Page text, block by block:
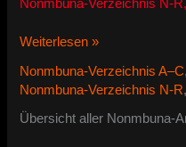
Nonmbuna-Verzeichnis N-R,
Buntbarschverzeichnis
Nonmbuna-
Arten
Weiterlesen »
Nonmbuna-Verzeichnis A–C,
Nonmbuna-Verzeichnis N-R,
Übersicht aller Nonmbuna-